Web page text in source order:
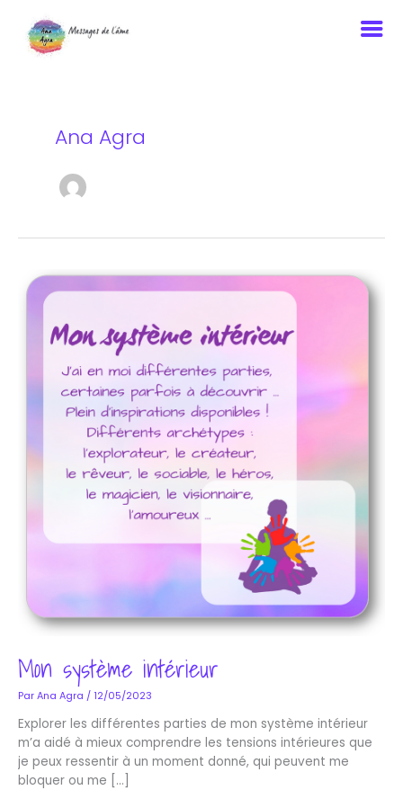
contenu
Ana Agra
Mon système intérieur
Par Ana Agra / 12/05/2023
Explorer les différentes parties de mon système intérieur
m’a aidé à mieux comprendre les tensions intérieures que
je peux ressentir à un moment donné, qui peuvent me
bloquer ou me […]
Mon
système